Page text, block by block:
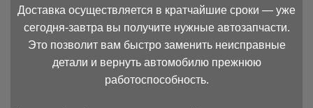
Доставка осуществляется в кратчайшие сроки — уже
сегодня-завтра вы получите нужные автозапчасти.
Это позволит вам быстро заменить неисправные
детали и вернуть автомобилю прежнюю
работоспособность.